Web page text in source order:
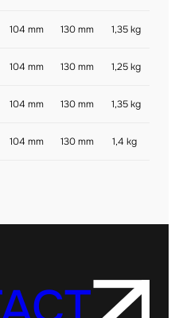
104 mm 130 mm 1,35 kg
104 mm 130 mm 1,25 kg
104 mm 130 mm 1,35 kg
104 mm 130 mm 1,4 kg